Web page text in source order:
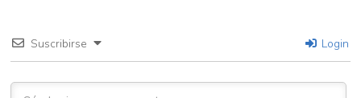
Suscribirse Login